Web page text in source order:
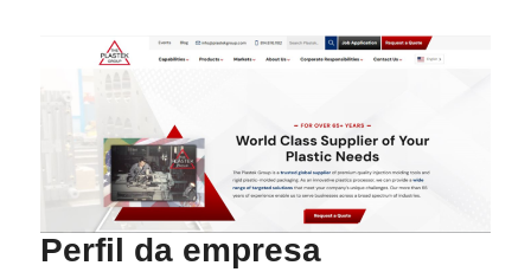
Perfil da empresa